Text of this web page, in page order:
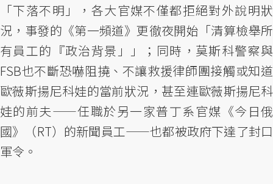
「下落不明」，各大官媒不僅都拒絕對外說明狀
況，事發的《第一頻道》更徹夜開始「清算檢舉所
有員工的『政治背景」」；同時，莫斯科警察與
FSB也不斷恐嚇阻撓、不讓救援律師團接觸或知道
歐薇斯揚尼科娃的當前狀況，甚至連歐薇斯揚尼科
娃的前夫——任職於另一家普丁系官媒《今日俄
國》（RT）的新聞員工——也都被政府下達了封口
軍令。